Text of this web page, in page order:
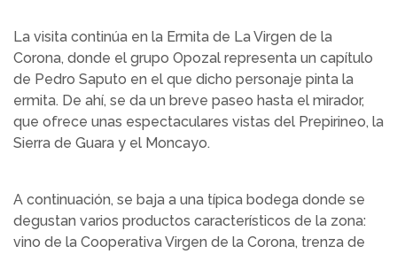
La visita continúa en la Ermita de La Virgen de la
Corona, donde el grupo Opozal representa un capítulo
de Pedro Saputo en el que dicho personaje pinta la
ermita. De ahí, se da un breve paseo hasta el mirador,
que ofrece unas espectaculares vistas del Prepirineo, la
Sierra de Guara y el Moncayo.
A continuación, se baja a una típica bodega donde se
degustan varios productos característicos de la zona:
vino de la Cooperativa Virgen de la Corona, trenza de